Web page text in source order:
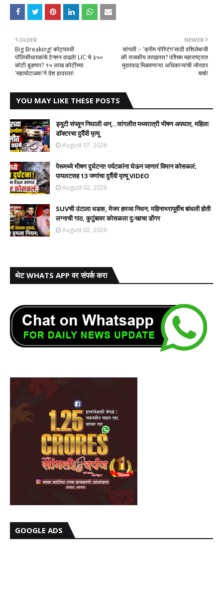
NEWER
सांगली :- 'क्रीम पोस्टिंग'साठी वशिलेबाजी
की राजकीय वरदहस्त? पश्चिम महाराष्ट्रात
मुदतवाढ मिळवणाऱ्या अधिकाऱ्यांची जोरदार
चर्चा!
OLDER
Big Breaking! कोट्यवधी
पॉलिसीधारकांचे टेन्शन वाढले! LIC चे ३५०
कोटी बुडणार? १५ लाख कोटींच्या
'महाघोटाळ्या'ने देश हादरला!
YOU MAY LIKE THESE POSTS
ड्युटी संपवून निघाली अन्...सांगलीत मध्यरात्री भीषण अपघात, महिला
डॉक्टरचा दुर्दैवी मृत्यू
August 07, 2026
पेरूमध्ये भीषण दुर्घटना! पर्यटकांना घेऊन जाणारं विमान कोसळलं;
पायलटसह 13 जणांचा दुर्दैवी मृत्यू VIDEO
August 02, 2026
SUVची उंटाला धडक, मेजर हमजा निधन; महिनाभरापूर्वीच बांधली होती
लग्नाची गाठ, कुटुंबावर कोसळला दुःखाचा डोंगर
August 02, 2026
थेट WHATS APP वर संपर्क करा
GOOGLE ADS